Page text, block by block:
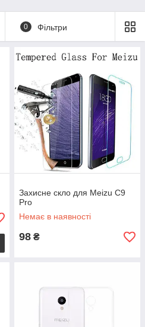
0 Фільтри
Захисне скло для Meizu C9
Pro
Немає в наявності
98 ₴